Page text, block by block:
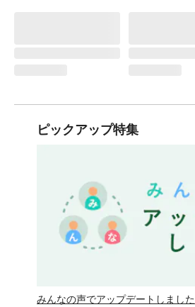
ピックアップ特集
みんなの声でアップデートしました